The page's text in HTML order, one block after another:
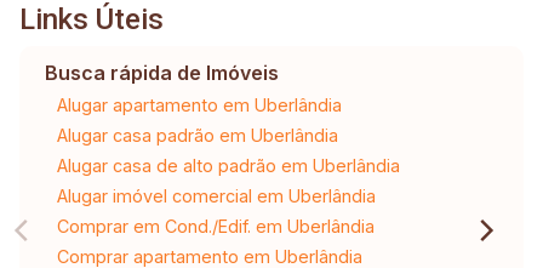
Links Úteis
Busca rápida de Imóveis
Alugar apartamento em Uberlândia
Alugar casa padrão em Uberlândia
Alugar casa de alto padrão em Uberlândia
Alugar imóvel comercial em Uberlândia
Comprar em Cond./Edif. em Uberlândia
Comprar apartamento em Uberlândia